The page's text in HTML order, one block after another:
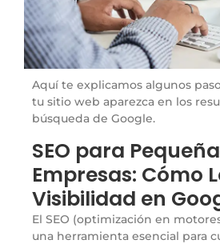
Aquí te explicamos algunos
tu sitio web aparezca en los
búsqueda de Google.
SEO para
Empresas: Cómo
Visibilidad en
El SEO (optimización en
una herramienta esencial para